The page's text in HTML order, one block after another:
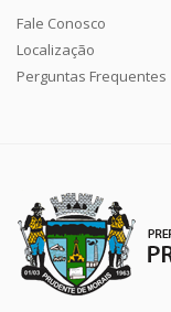
Fale Conosco
Localização
Perguntas Frequentes